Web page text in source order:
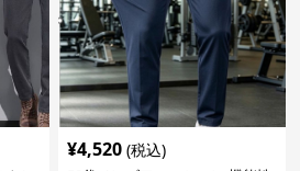
¥4,520 (税込)